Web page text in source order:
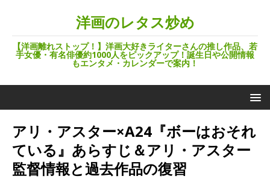
洋画のレタス炒め
【洋画離れストップ！】洋画大好きライターさんの推し作品、若
手女優・有名俳優約1000人をピックアップ！誕生日や公開情報
もエンタメ・カレンダーで案内！
アリ・アスター×A24『ボーはおそれ
ている』あらすじ＆アリ・アスター
監督情報と過去作品の復習